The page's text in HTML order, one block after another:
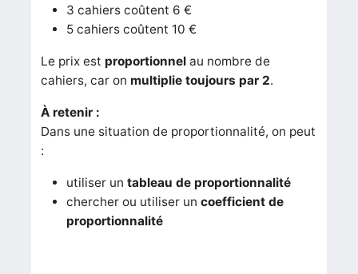
3 cahiers coûtent 6 €
5 cahiers coûtent 10 €
Le prix est proportionnel au nombre de
cahiers, car on multiplie toujours par 2.
À retenir :
Dans une situation de proportionnalité, on peut
:
utiliser untableau de proportionnalité
chercher ou utiliser uncoefficient de
proportionnalité